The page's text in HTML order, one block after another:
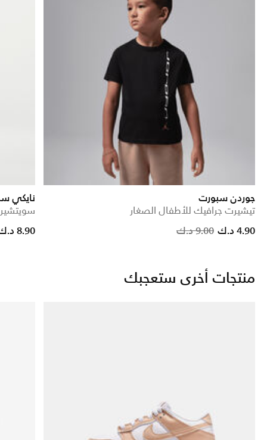
جوردن سبورت
تيشيرت جرافيك للأطفال الصغار
Price9.00 د.ك to
4.90 د.ك
نايكي
from8.90 د.ك
منتجات أخرى ستعجبك